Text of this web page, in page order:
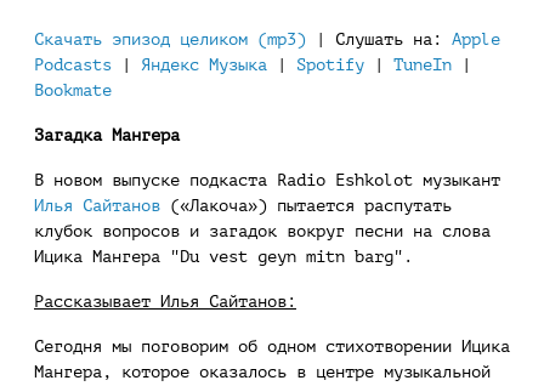
Скачать эпизод целиком (mp3) | Слушать на: Apple
Podcasts
Яндекс Музыка Spotify TuneIn
Bookmate
Загадка Мангера
В новом выпуске подкаста Radio Eshkolot музыкант
Илья Сайтанов («Лакоча») пытается распутать
клубок вопросов и загадок вокруг песни на слова
Ицика Мангера "Du vest geyn mitn barg".
Рассказывает Илья Сайтанов:
Сегодня мы поговорим об одном стихотворении Ицика
Мангера, которое оказалось в центре музыкальной